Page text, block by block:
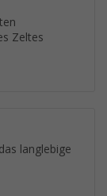
Zeltes
langlebige